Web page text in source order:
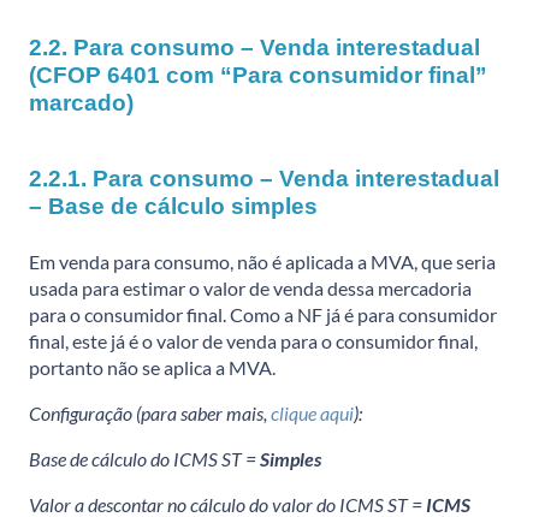
2.2. Para consumo – Venda interestadual
(CFOP 6401 com “Para consumidor final”
marcado)
2.2.1. Para consumo – Venda interestadual
– Base de cálculo simples
Em venda para consumo, não é aplicada a MVA, que seria
usada para estimar o valor de venda dessa mercadoria
para o consumidor final. Como a NF já é para consumidor
final, este já é o valor de venda para o consumidor final,
portanto não se aplica a MVA.
Configuração (para saber mais, clique aqui):
Base de cálculo do ICMS ST =Simples
Valor a descontar no cálculo do valor do ICMS ST = ICMS